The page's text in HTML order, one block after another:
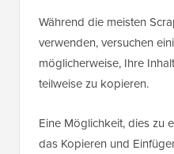
Während die meisten
verwenden, versuchen
möglicherweise, Ihre
teilweise zu kopieren.
Eine Möglichkeit, dies zu
das Kopieren und